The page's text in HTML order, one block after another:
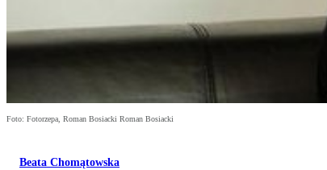
Foto: Fotorzepa, Roman Bosiacki Roman Bosiacki
Beata Chomątowska